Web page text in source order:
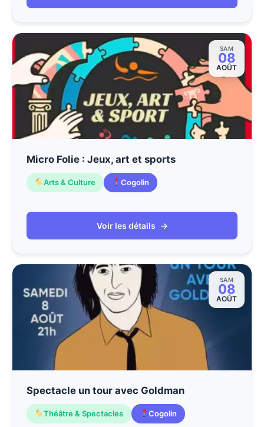
SAM
08
AOÛT
Micro Folie : Jeux, art et sports
Arts & Culture Cogolin
Voir les détails →
SAM
08
AOÛT
Spectacle un tour avec Goldman
Théâtre & Spectacles Cogolin